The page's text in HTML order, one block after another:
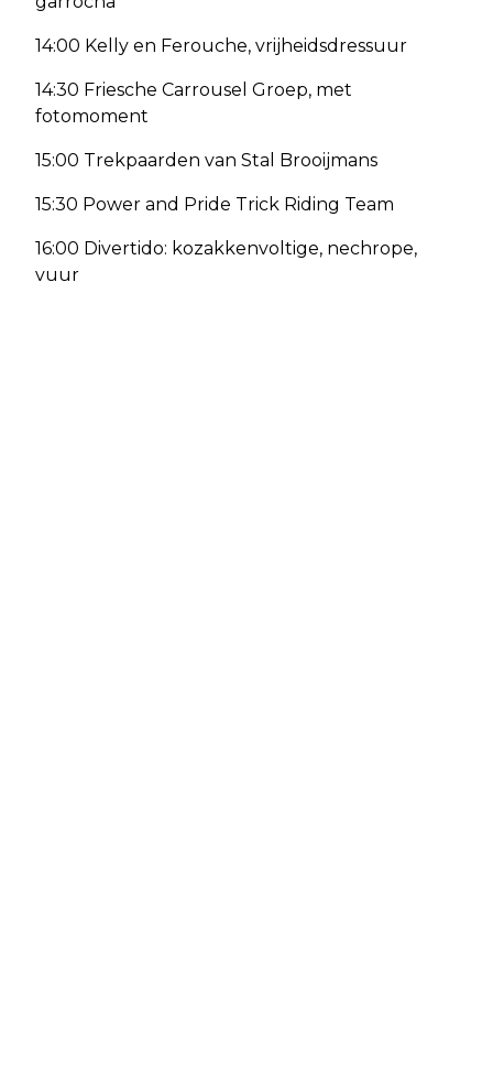
14:00 Kelly en Ferouche, vrijheidsdressuur
14:30 Friesche Carrousel Groep, met
fotomoment
15:00 Trekpaarden van Stal Brooijmans
15:30 Power and Pride Trick Riding Team
16:00 Divertido: kozakkenvoltige, nechrope,
vuur